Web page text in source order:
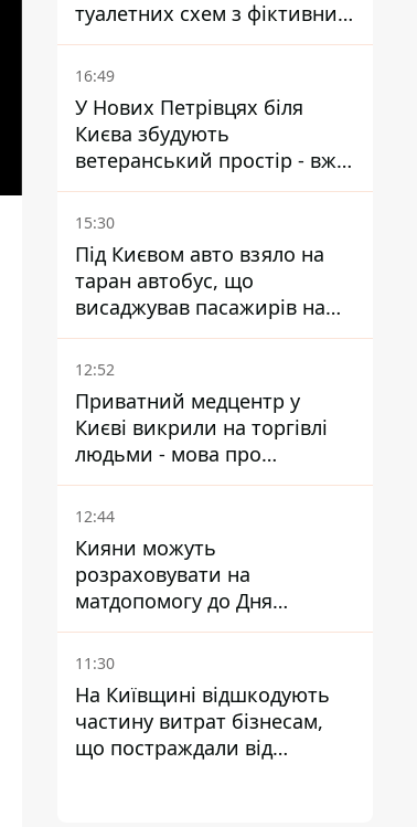
туалетних схем з фіктивним
будинком
16:49
У Нових Петрівцях біля
Києва збудують
ветеранський простір - вже
знайшли проєктанта
15:30
Під Києвом авто взяло на
таран автобус, що
висаджував пасажирів на
зупинці - пасажирка в
лікарні
12:52
Приватний медцентр у
Києві викрили на торгівлі
людьми - мова про
сурогатне материнство
12:44
Кияни можуть
розраховувати на
матдопомогу до Дня
незалежності - кому її
дадуть
11:30
На Київщині відшкодують
частину витрат бізнесам,
що постраждали від